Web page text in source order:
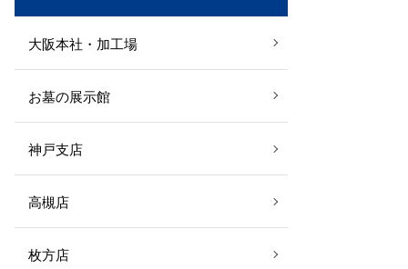
大阪本社・加工場
お墓の展示館
神戸支店
高槻店
枚方店